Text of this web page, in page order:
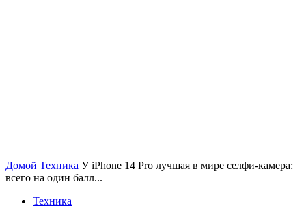
Домой Техника У iPhone 14 Pro лучшая в мире селфи-камера:
всего на один балл...
Техника